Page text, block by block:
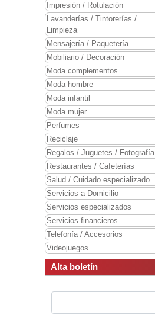
Impresión / Rotulación
Lavanderías / Tintorerías /
Limpieza
Mensajería / Paquetería
Mobiliario / Decoración
Moda complementos
Moda hombre
Moda infantil
Moda mujer
Perfumes
Reciclaje
Regalos / Juguetes / Fotografía
Restaurantes / Cafeterías
Salud / Cuidado especializado
Servicios a Domicilio
Servicios especializados
Servicios financieros
Telefonía / Accesorios
Videojuegos
Alta boletín